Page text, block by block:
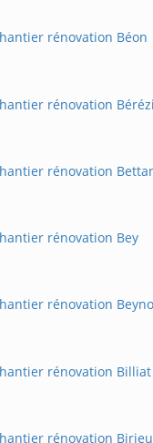
rénovation Béon
rénovation
rénovation
rénovation Bey
rénovation
rénovation Billiat
rénovation